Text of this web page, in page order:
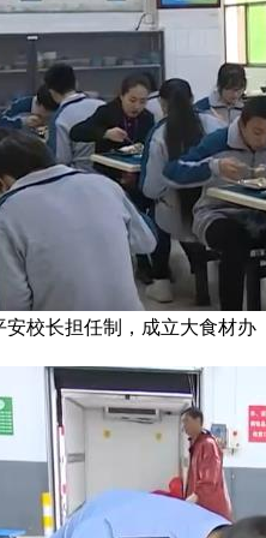
安校长担任制，成立大食材办